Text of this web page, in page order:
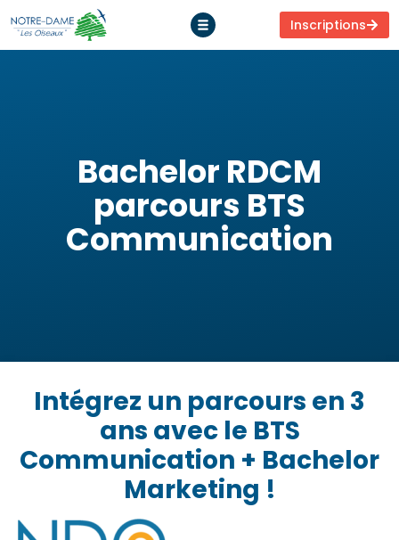
Inscriptions
Bachelor RDCM
parcours BTS
Communication
Intégrez un parcours en 3
ans avec le BTS
Communication + Bachelor
Marketing !